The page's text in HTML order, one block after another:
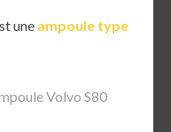
une ampoule type
Volvo S80